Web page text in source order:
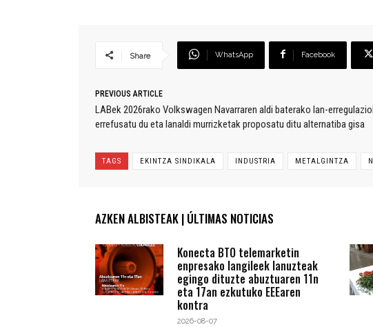
Share WhatsApp Facebook
PREVIOUS ARTICLE
LABek 2026rako Volkswagen Navarraren aldi baterako lan-
errefusatu du eta lanaldi murrizketak proposatu ditu alternatiba gisa
TAGS EKINTZA SINDIKALA INDUSTRIA METALGINTZA
AZKEN ALBISTEAK | ÚLTIMAS NOTICIAS
Konecta BTO telemarketin
enpresako langileek lanuzteak
egingo dituzte abuztuaren 11n
eta 17an ezkutuko EEEaren
kontra
2026-08-07